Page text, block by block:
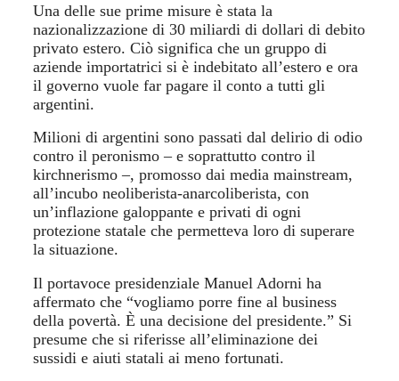
Una delle sue prime misure è stata la
nazionalizzazione di 30 miliardi di dollari di debito
privato estero. Ciò significa che un gruppo di
aziende importatrici si è indebitato all’estero e ora
il governo vuole far pagare il conto a tutti gli
argentini.
Milioni di argentini sono passati dal delirio di odio
contro il peronismo – e soprattutto contro il
kirchnerismo –, promosso dai media mainstream,
all’incubo neoliberista-anarcoliberista, con
un’inflazione galoppante e privati ​​di ogni
protezione statale che permetteva loro di superare
la situazione.
Il portavoce presidenziale Manuel Adorni ha
affermato che “vogliamo porre fine al business
della povertà. È una decisione del presidente.” Si
presume che si riferisse all’eliminazione dei
sussidi e aiuti statali ai meno fortunati.